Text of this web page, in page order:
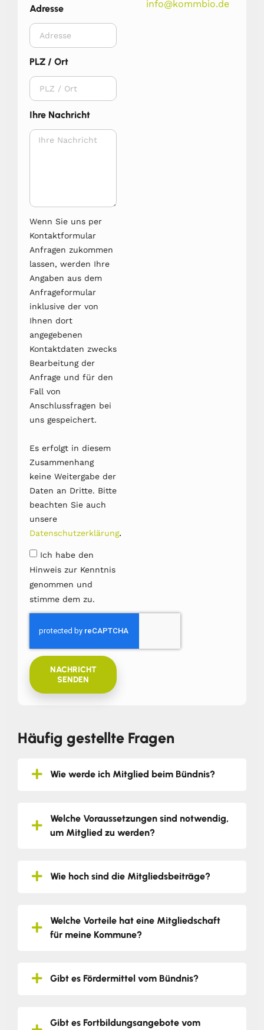
Adresse
PLZ / Ort
Ihre Nachricht
Wenn Sie uns per
Kontaktformular
Anfragen zukommen
lassen, werden Ihre
Angaben aus dem
Anfrageformular
inklusive der von
Ihnen dort
angegebenen
Kontaktdaten zwecks
Bearbeitung der
Anfrage und für den
Fall von
Anschlussfragen bei
uns gespeichert.
Es erfolgt in diesem
Zusammenhang
keine Weitergabe der
Daten an Dritte. Bitte
beachten Sie auch
unsere
Datenschutzerklärung.
Ich habe den
Hinweis zur Kenntnis
genommen und
stimme dem zu.
NACHRICHT
SENDEN
info@kommbio.de
Häufig gestellte Fragen
Wie werde ich Mitglied beim Bündnis?
Welche Voraussetzungen sind notwendig,
um Mitglied zu werden?
Wie hoch sind die Mitgliedsbeiträge?
Welche Vorteile hat eine Mitgliedschaft
für meine Kommune?
Gibt es Fördermittel vom Bündnis?
Gibt es Fortbildungsangebote vom